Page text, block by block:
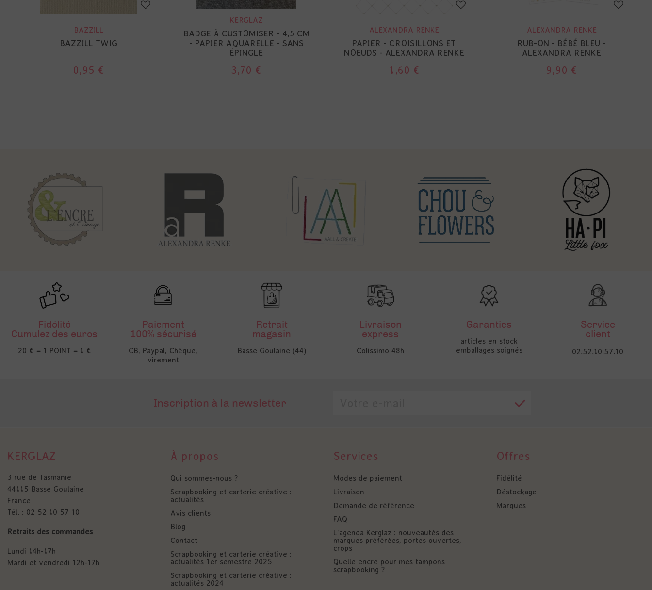
BAZZILL
BAZZILL TWIG
0,95 €
KERGLAZ
BADGE À CUSTOMISER - 4,5 CM
- PAPIER AQUARELLE - SANS
ÉPINGLE
3,70 €
ALEXANDRA RENKE
PAPIER - CROISILLONS ET
NOEUDS - ALEXANDRA RENKE
1,60 €
ALEXANDRA RENKE
RUB-ON - BÉBÉ BLEU -
ALEXANDRA RENKE
9,90 €
Fidélité
Cumulez des euros
20 € = 1 POINT = 1 €
Paiement
100% sécurisé
CB, Paypal, Chèque,
virement
Retrait
magasin
Basse Goulaine (44)
Livraison
express
Colissimo 48h
Garanties
articles en stock
emballages soignés
Service
client
02.52.10.57.10
Inscription à la newsletter
KERGLAZ
3 rue de Tasmanie
44115 Basse Goulaine
France
Tél. : 02 52 10 57 10
Retraits des commandes
Lundi 14h-17h
Mardi et vendredi 12h-17h
À propos
Qui sommes-nous ?
Scrapbooking et carterie créative :
actualités
Avis clients
Blog
Contact
Scrapbooking et carterie créative :
actualités 1er semestre 2025
Scrapbooking et carterie créative :
actualités 2024
Services
Modes de paiement
Livraison
Demande de référence
FAQ
L'agenda Kerglaz : nouveautés des
marques préférées, portes ouvertes,
crops
Quelle encre pour mes tampons
scrapbooking ?
Offres
Fidélité
Déstockage
Marques